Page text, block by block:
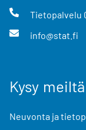
Tietopalvelu
info@stat.fi
Kysy meiltä
Neuvonta ja